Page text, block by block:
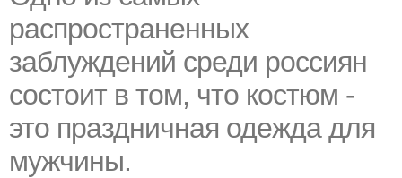
распространенных
заблуждений среди россиян
состоит в том, что костюм -
это праздничная одежда для
мужчины.